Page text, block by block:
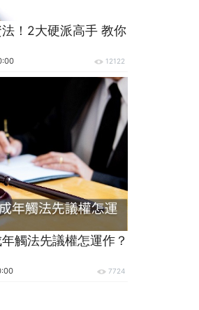
！2大硬派高手 教你
12122
觸法先議權怎運作？
7724